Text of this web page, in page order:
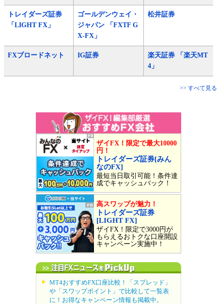
トレイダーズ証券
「LIGHT FX」
ゴールデンウェイ・
ジャパン 「FXTF G
X-FX」
松井証券
FXブロードネット IG証券
楽天証券 「楽天MT
4」
>> すべて見る
ザイFX！限定で最大10000
円！
トレイダーズ証券[みん
なのFX]
最短当日取引可能！条件達
成でキャッシュバック！
高スワップが魅力！
トレイダーズ証券
[LIGHT FX]
ザイFX！限定で3000円が
もらえるおトクな口座開設
キャンペーン実施中！
MT4おすすめFX口座比較！「スプレッド」
や「スワップポイント」で比較して一覧表
に！お得なキャンペーン情報も掲載中。